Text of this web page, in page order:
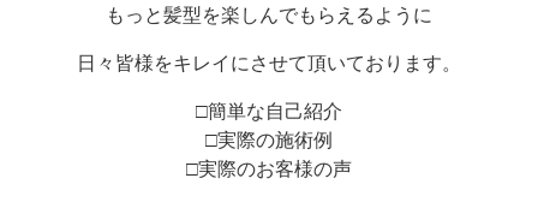
もっと髪型を楽しんでもらえるように
日々皆様をキレイにさせて頂いております。
□簡単な自己紹介
□実際の施術例
□実際のお客様の声